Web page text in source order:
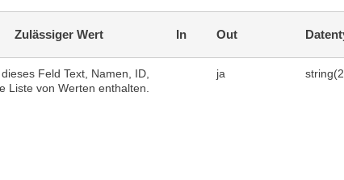
Zulässiger Wert In Out
Feld Text, Namen, ID,
Liste von Werten enthalten.
ja